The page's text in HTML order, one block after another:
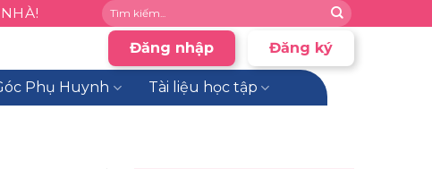
Đăng nhập Đăng ký
Phụ Huynh Tài liệu học tập